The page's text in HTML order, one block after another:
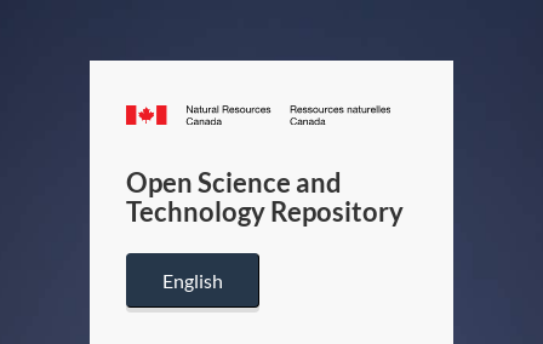
Canada.ca
/
Canada
Open Science and
Technology Repository
English